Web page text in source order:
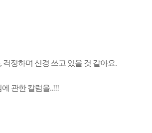
정하며 신경 쓰고 있을 것 같아요.
관한 칼럼을..!!!